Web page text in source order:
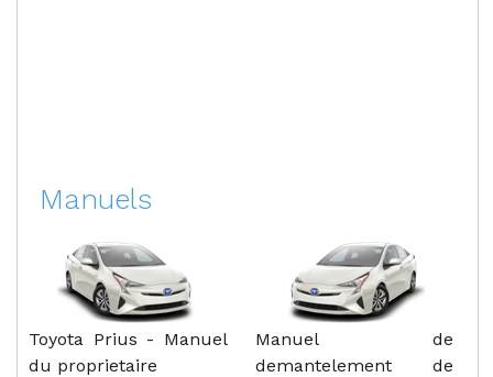
Manuels
Toyota Prius - Manuel
du proprietaire
Manuel de
demantelement de